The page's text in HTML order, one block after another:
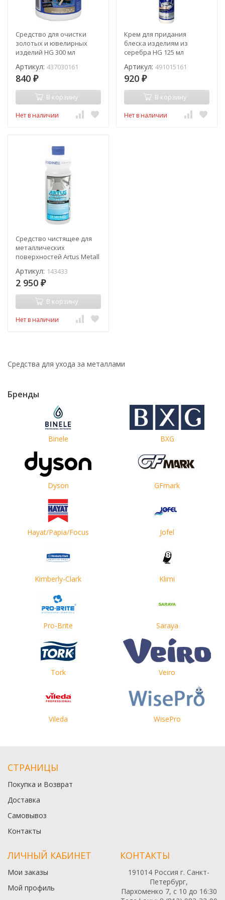
Средство для очистки
золотых и ювелирных
изделий HG 300 мл
Артикул: 437030161
840 ₽
В корзину
Нет в наличии
Крем для придания
блеска изделиям из
серебра HG 125 мл
Артикул: 491015161
920 ₽
В корзину
Нет в наличии
Средство чистящее для
металлических
поверхностей Artus Metall
143433
Артикул: 143433
2 950 ₽
В корзину
Нет в наличии
Средства для ухода за металлами
Бренды
Binele BXG
Dyson GFmark
Hayat/Papia/Focus Jofel
Kimberly-Clark Klimi
Pro-Brite Saraya
Tork Veiro
Vileda WisePro
СТРАНИЦЫ
Покупка и Возврат
Доставка
Самовывоз
Контакты
ЛИЧНЫЙ КАБИНЕТ
Мои заказы
Мой профиль
КОНТАКТЫ
191014 Россия г. Санкт-
Петербург,
Пархоменко 7, с 10 до 16:30